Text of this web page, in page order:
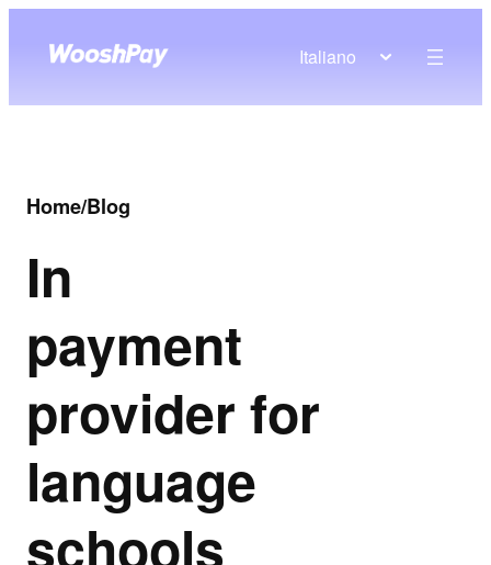
Italiano
Home/Blog
In
payment
provider for
language
schools